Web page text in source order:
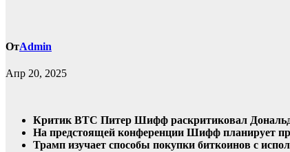
ОтAdmin
Апр 20, 2025
Критик BTC Питер Шифф раскритиковал
На предстоящей конференции Шифф планирует
Трамп изучает способы покупки биткоинов с